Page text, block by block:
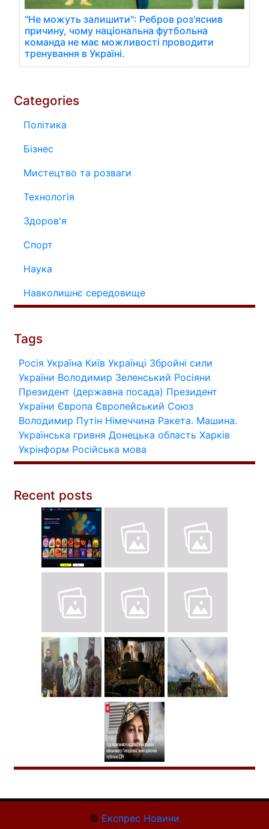
"Не можуть залишити": Ребров роз'яснив
причину, чому національна футбольна
команда не має можливості проводити
тренування в Україні.
Categories
Політика
Бізнес
Мистецтво та розваги
Технологія
Здоров'я
Спорт
Наука
Навколишнє середовище
Tags
Росія Україна Київ Українці Збройні сили
України Володимир Зеленський Росіяни
Президент (державна посада) Президент
України Європа Європейський Союз
Володимир Путін Німеччина Ракета. Машина.
Українська гривня Донецька область Харків
Укрінформ Російська мова
Recent posts
© Експрес Новини